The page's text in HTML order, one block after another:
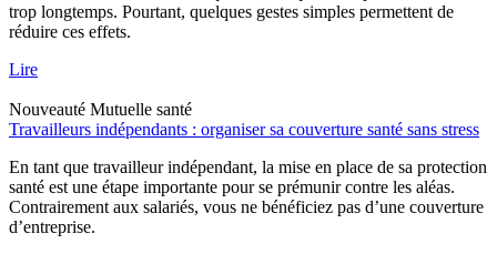
trop longtemps. Pourtant, quelques gestes simples permettent de
réduire ces effets.
Lire
Nouveauté Mutuelle santé
Travailleurs indépendants : organiser sa couverture santé sans stress
En tant que travailleur indépendant, la mise en place de sa protection
santé est une étape importante pour se prémunir contre les aléas.
Contrairement aux salariés, vous ne bénéficiez pas d’une couverture
d’entreprise.